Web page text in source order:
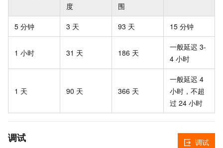
度
围
5 分钟 3 天 93 天 15 分钟
1 小时 31 天 186 天
一般延迟 3-
4 小时
1 天 90 天 366 天
一般延迟 4
小时，不超
过 24 小时
调试 调试